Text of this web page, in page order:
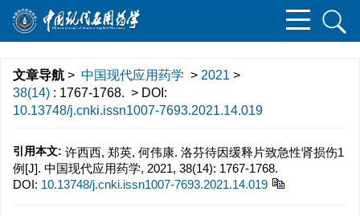
文章导航 > 中国现代应用药学 > 2021 >
38(14) : 1767-1768. > DOI:
10.13748/j.cnki.issn1007-7693.2021.14.019
引用本文: 许西西, 郑英, 何伟康. 洛芬待因缓释片致急性肾损伤1
例[J]. 中国现代应用药学, 2021, 38(14): 1767-1768.
DOI: 10.13748/j.cnki.issn1007-7693.2021.14.019